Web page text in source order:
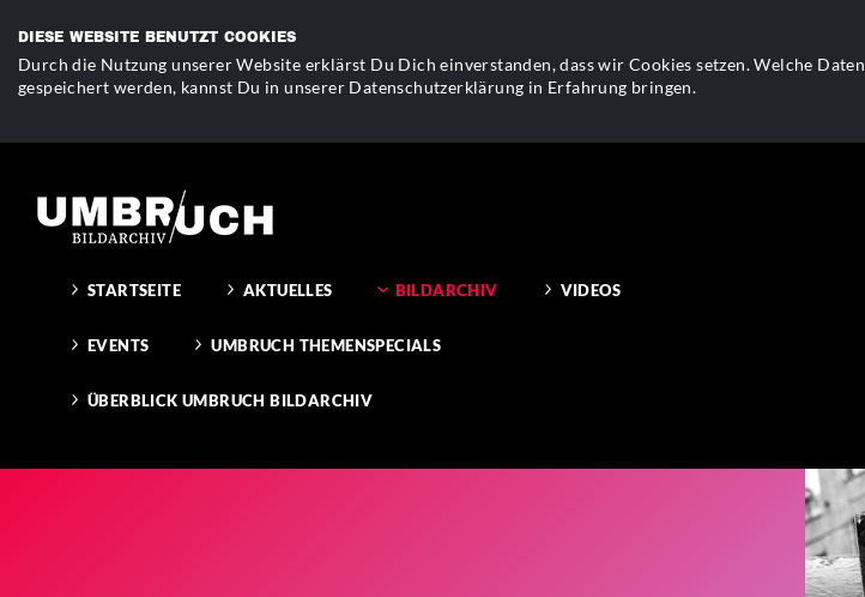
DIESE WEBSITE BENUTZT COOKIES
Durch die Nutzung unserer Website erklärst Du Dich einverstanden, dass wir Cookies setzen. Welche Daten
gespeichert werden, kannst Du in unserer Datenschutzerklärung in Erfahrung bringen.
STARTSEITE AKTUELLES BILDARCHIV VIDEOS
EVENTS UMBRUCH THEMENSPECIALS
ÜBERBLICK UMBRUCH BILDARCHIV